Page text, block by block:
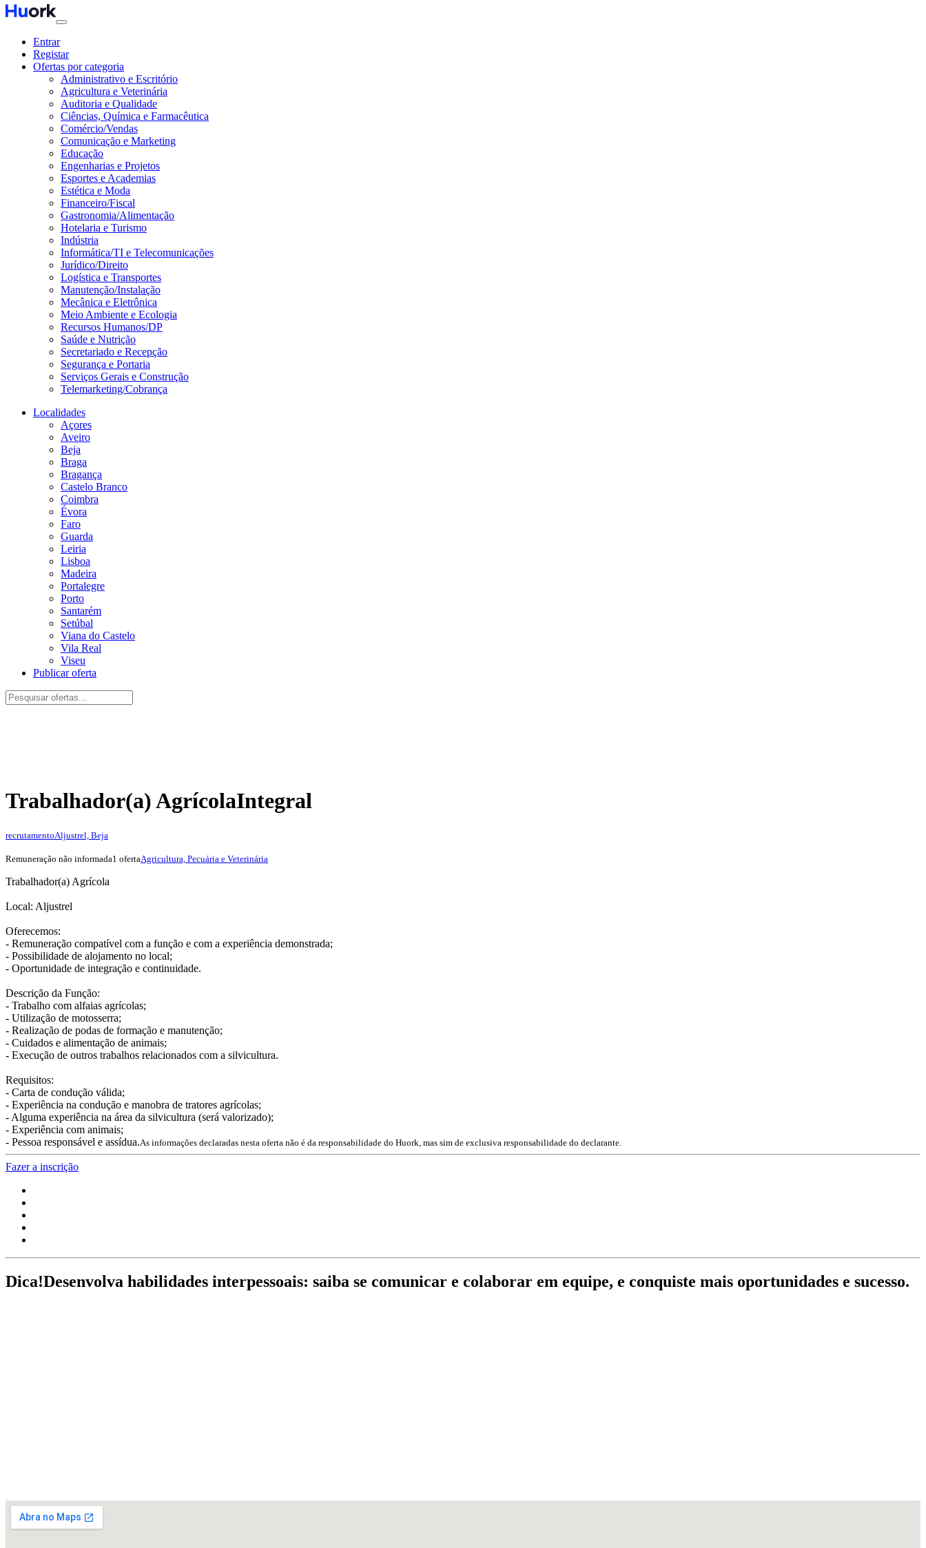
Entrar
Registar
Ofertas por categoria
Administrativo e Escritório
Agricultura e Veterinária
Auditoria e Qualidade
Ciências, Química e Farmacêutica
Comércio/Vendas
Comunicação e Marketing
Educação
Engenharias e Projetos
Esportes e Academias
Estética e Moda
Financeiro/Fiscal
Gastronomia/Alimentação
Hotelaria e Turismo
Indústria
Informática/TI e Telecomunicações
Jurídico/Direito
Logística e Transportes
Manutenção/Instalação
Mecânica e Eletrônica
Meio Ambiente e Ecologia
Recursos Humanos/DP
Saúde e Nutrição
Secretariado e Recepção
Segurança e Portaria
Serviços Gerais e Construção
Telemarketing/Cobrança
Localidades
Açores
Aveiro
Beja
Braga
Bragança
Castelo Branco
Coimbra
Évora
Faro
Guarda
Leiria
Lisboa
Madeira
Portalegre
Porto
Santarém
Setúbal
Viana do Castelo
Vila Real
Viseu
Publicar oferta
Trabalhador(a) AgrícolaIntegral
recrutamentoAljustrel, Beja
Remuneração não informada1 ofertaAgricultura, Pecuária e Veterinária
Trabalhador(a) Agrícola
Local: Aljustrel
Oferecemos:
- Remuneração compatível com a função e com a experiência demonstrada;
- Possibilidade de alojamento no local;
- Oportunidade de integração e continuidade.
Descrição da Função:
- Trabalho com alfaias agrícolas;
- Utilização de motosserra;
- Realização de podas de formação e manutenção;
- Cuidados e alimentação de animais;
- Execução de outros trabalhos relacionados com a silvicultura.
Requisitos:
- Carta de condução válida;
- Experiência na condução e manobra de tratores agrícolas;
- Alguma experiência na área da silvicultura (será valorizado);
- Experiência com animais;
- Pessoa responsável e assídua.As informações declaradas nesta oferta não é da responsabilidade do Huork, mas sim de exclusiva responsabilidade do declarante.
Fazer a inscrição
Dica!Desenvolva habilidades interpessoais: saiba se comunicar e colaborar em equipe, e conquiste mais oportunidades e sucesso.